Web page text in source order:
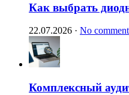
Как выбрать
22.07.2026 · No
Комплексный